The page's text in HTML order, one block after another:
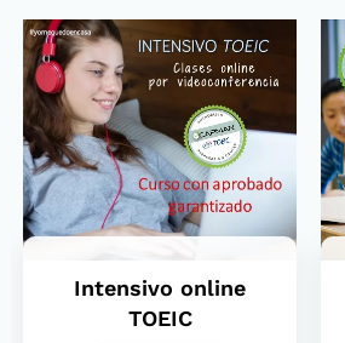
Intensivo online
TOEIC